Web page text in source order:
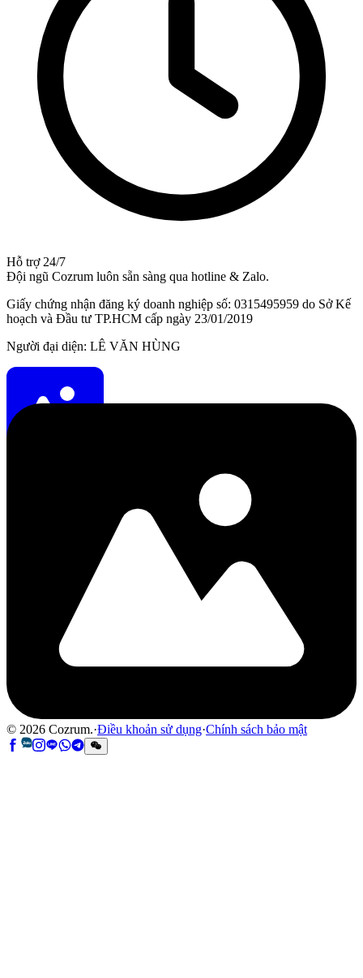
Hỗ trợ 24/7
Đội ngũ Cozrum luôn sẵn sàng qua hotline & Zalo.
Giấy chứng nhận đăng ký doanh nghiệp số: 0315495959 do Sở Kế
hoạch và Đầu tư TP.HCM cấp ngày 23/01/2019
Người đại diện: LÊ VĂN HÙNG
© 2026 Cozrum.·Điều khoản sử dụng·Chính sách bảo mật